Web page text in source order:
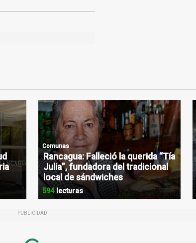
Comunas
Rancagua: Falleció la querida “Tía
Julia”, fundadora del tradicional
local de sándwiches
594lecturas
PUBLICIDAD